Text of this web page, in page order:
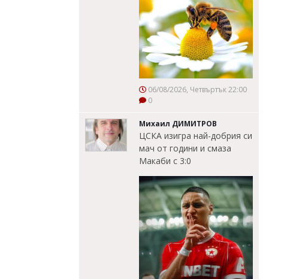
06/08/2026, Четвъртък 22:00
0
Михаил ДИМИТРОВ
ЦСКА изигра най-добрия си
мач от години и смаза
Макаби с 3:0